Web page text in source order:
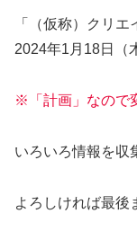
「（仮称）クリ
2024年1月18日（
※「計画」なので
いろいろ情報を収
よろしければ最後